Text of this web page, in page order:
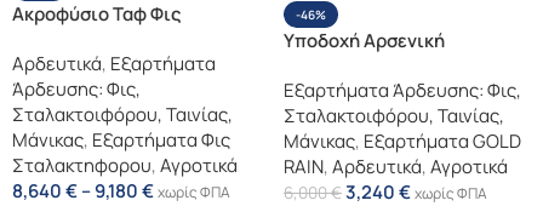
Ακροφύσιο Ταφ Φις
Αρδευτικά, Εξαρτήματα
Άρδευσης: Φις,
Σταλακτοιφόρου, Ταινίας,
Μάνικας, Εξαρτήματα Φις
Σταλακτηφορου,Αγροτικά
8,640€–9,180€χωρίς ΦΠΑ
-46%
Υποδοχή Αρσενική
Εξαρτήματα Άρδευσης: Φις,
Σταλακτοιφόρου, Ταινίας,
Μάνικας, Εξαρτήματα GOLD
RAIN,Αρδευτικά,Αγροτικά
6,000€3,240€χωρίς ΦΠΑ